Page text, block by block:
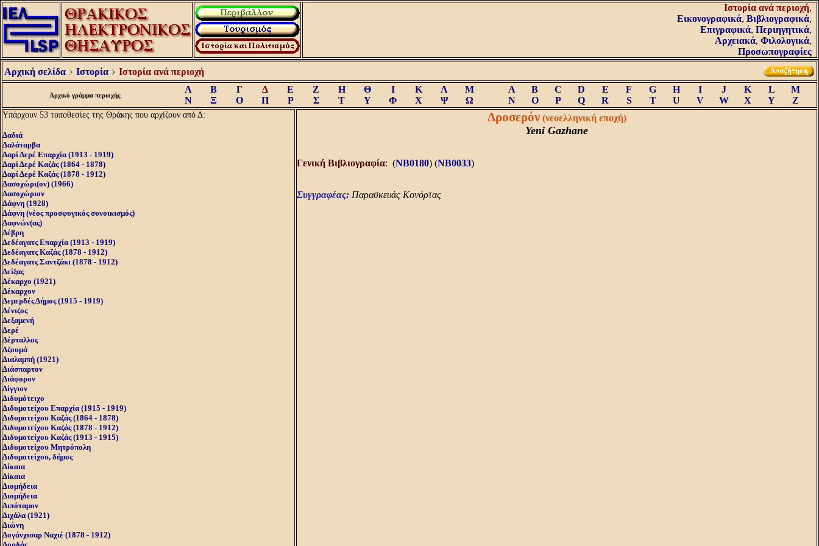
Iστορία ανά περιοχή,
Εικονογραφικά, Βιβλιογραφικά,
Επιγραφικά, Περιηγητικά,
Αρχειακά, Φιλολογικά,
Προσωπογραφίες
Αρχική σελίδα
Ιστορία Ιστορία ανά περιοχή
Αρχικό γράμμα περιοχής
Α Β Γ Δ Ε Ζ Η Θ Ι Κ Λ
Μ
Ν
Ξ Ο Π Ρ Σ Τ Υ Φ Χ Ψ Ω
A B C D E F G H I J K L
M
N
O P Q R S T U V W X Y Z
Υπάρχουν 53 τοποθεσίες της Θράκης που αρχίζουν από Δ:
Δαδιά
Δαλάταρβα
Δαρί Δερέ Επαρχία (1913 - 1919)
Δαρί Δερέ Καζάς (1864 - 1878)
Δαρί Δερέ Καζάς (1878 - 1912)
Δασοχώρι(ον) (1966)
Δασοχώριον
Δάφνη (1928)
Δάφνη (νέος προσφυγικός συνοικισμός)
Δαφνών(ας)
Δέβρη
Δεδέαγατς Επαρχία (1913 - 1919)
Δεδέαγατς Καζάς (1878 - 1912)
Δεδέαγατς Σαντζάκι (1878 - 1912)
Δείξας
Δέκαρχο (1921)
Δέκαρχον
Δεμερδές Δήμος (1915 - 1919)
Δένιζος
Δεξαμενή
Δερέ
Δέρταλλος
Δζουμά
Διαλαμπή (1921)
Διάσπαρτον
Διάφορον
Δίγγιον
Διδυμότειχο
Διδυμοτείχου Επαρχία (1915 - 1919)
Διδυμοτείχου Καζάς (1864 - 1878)
Διδυμοτείχου Καζάς (1878 - 1912)
Διδυμοτείχου Καζάς (1913 - 1915)
Διδυμοτείχου Μητρόπολη
Διδυμοτείχου, δήμος
Δίκαια
Δίκαια
Διομήδεια
Διομήδεια
Διπόταμον
Διχάλα (1921)
Διώνη
Δογάνχισαρ Ναχιέ (1878 - 1912)
Δροσερόν (νεοελληνική εποχή)
Yeni Gazhane
Γενική Bιβλιογραφία: (NB0180) (NB0033)
Συγγραφέας: Παρασκευάς Κονόρτας